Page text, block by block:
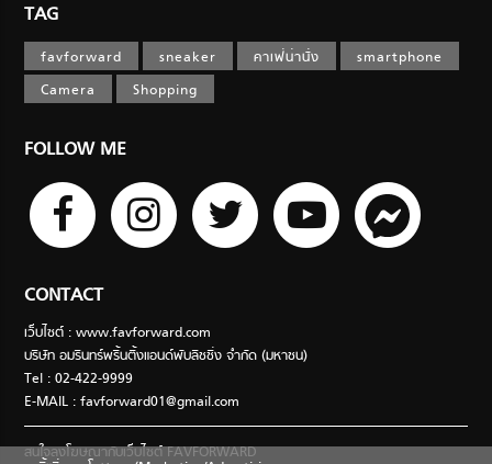
TAG
favforward sneaker คาเฟ่น่านั่ง
smartphone
Camera
Shopping
FOLLOW ME
CONTACT
เว็บไซต์ : www.favforward.com
บริษัท อมรินทร์พริ้นติ้งแอนด์พับลิชชิ่ง จำกัด (มหาชน)
Tel : 02-422-9999
E-MAIL :favforward01@gmail.com
สนใจลงโฆษณากับเว็บไซต์ FAVFORWARD